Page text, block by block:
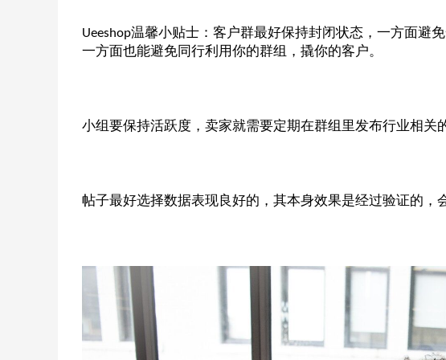
Ueeshop温馨小贴士：客户群最好保持封闭状态，一方面避
一方面也能避免同行利用你的群组，撬你的客户。
小组要保持活跃度，卖家就需要定期在群组里发布行业相关
帖子最好选择数据表现良好的，其本身效果是经过验证的，